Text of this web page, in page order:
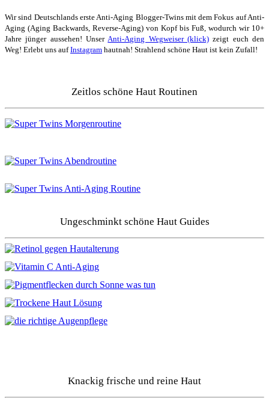
Wir sind Deutschlands erste Anti-Aging Blogger-Twins mit dem Fokus auf Anti-
Aging (Aging Backwards, Reverse-Aging) von Kopf bis Fuß, wodurch wir 10+
Jahre jünger aussehen! Unser Anti-Aging Wegweiser (klick) zeigt euch den
Weg! Erlebt uns aufInstagram hautnah! Strahlend schöne Haut ist kein Zufall!
Zeitlos schöne Haut Routinen
Ungeschminkt schöne Haut Guides
Knackig frische und reine Haut